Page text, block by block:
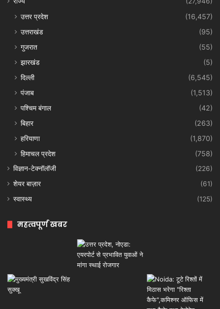
उत्तर प्रदेश
(16,457)
उत्तराखंड
(95)
गुजरात
(55)
झारखंड
(5)
दिल्ली
(6,545)
पंजाब
(1,513)
पश्चिम बंगाल
(42)
बिहार
(263)
हरियाणा
(1,870)
हिमाचल प्रदेश
(758)
विज्ञान-टेक्नॉलॉजी
(226)
शेयर बाज़ार
(61)
स्वास्थ्य
(125)
महत्वपूर्ण खबर